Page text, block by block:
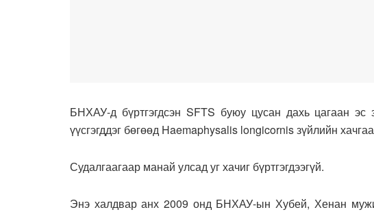
БНХАУ-д бүртгэгдсэн SFTS буюу цусан дахь цагаан
үүсгэгддэг бөгөөд Haemaphysalis longicornis зүйлийн
Судалгаагаар манай улсад уг хачиг бүртгэгдээгүй.
Энэ халдвар анх 2009 онд БНХАУ-ын Хубей, Хенан